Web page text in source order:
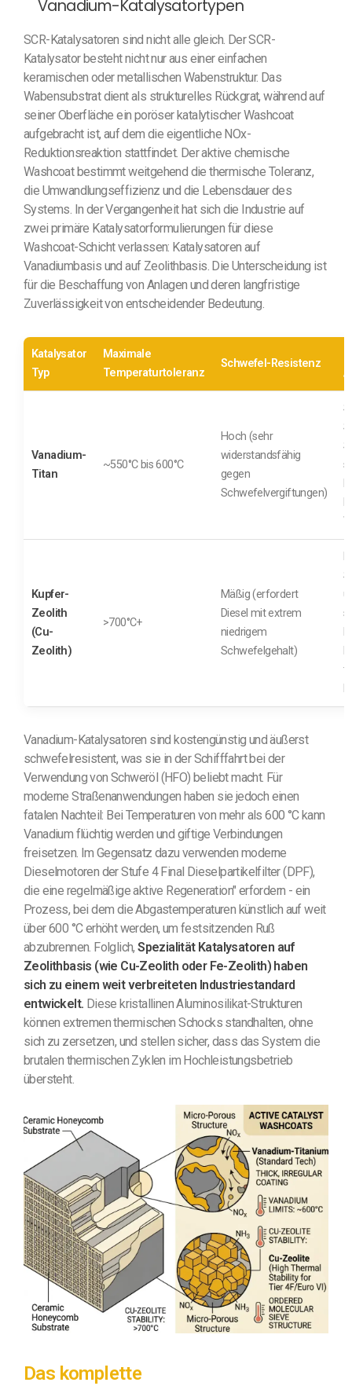
Vanadium-Katalysatortypen
SCR-Katalysatoren sind nicht alle gleich. Der SCR-
Katalysator besteht nicht nur aus einer einfachen
keramischen oder metallischen Wabenstruktur. Das
Wabensubstrat dient als strukturelles Rückgrat, während auf
seiner Oberfläche ein poröser katalytischer Washcoat
aufgebracht ist, auf dem die eigentliche NOx-
Reduktionsreaktion stattfindet. Der aktive chemische
Washcoat bestimmt weitgehend die thermische Toleranz,
die Umwandlungseffizienz und die Lebensdauer des
Systems. In der Vergangenheit hat sich die Industrie auf
zwei primäre Katalysatorformulierungen für diese
Washcoat-Schicht verlassen: Katalysatoren auf
Vanadiumbasis und auf Zeolithbasis. Die Unterscheidung ist
für die Beschaffung von Anlagen und deren langfristige
Zuverlässigkeit von entscheidender Bedeutung.
Katalysator
Typ
Maximale
Temperaturtoleranz
Schwefel-Resistenz
/
Vanadium-
Titan
~550°C bis 600°C
Hoch (sehr
widerstandsfähig
gegen
Schwefelvergiftungen)
Kupfer-
Zeolith
(Cu-
Zeolith)
>700°C+
Mäßig (erfordert
Diesel mit extrem
niedrigem
Schwefelgehalt)
Vanadium-Katalysatoren sind kostengünstig und äußerst
schwefelresistent, was sie in der Schifffahrt bei der
Verwendung von Schweröl (HFO) beliebt macht. Für
moderne Straßenanwendungen haben sie jedoch einen
fatalen Nachteil: Bei Temperaturen von mehr als 600 °C kann
Vanadium flüchtig werden und giftige Verbindungen
freisetzen. Im Gegensatz dazu verwenden moderne
Dieselmotoren der Stufe 4 Final Dieselpartikelfilter (DPF),
die eine regelmäßige aktive Regeneration" erfordern - ein
Prozess, bei dem die Abgastemperaturen künstlich auf weit
über 600 °C erhöht werden, um festsitzenden Ruß
abzubrennen. Folglich,Spezialität Katalysatoren auf
Zeolithbasis (wie Cu-Zeolith oder Fe-Zeolith) haben
sich zu einem weit verbreiteten Industriestandard
entwickelt. Diese kristallinen Aluminosilikat-Strukturen
können extremen thermischen Schocks standhalten, ohne
sich zu zersetzen, und stellen sicher, dass das System die
brutalen thermischen Zyklen im Hochleistungsbetrieb
übersteht.
Das komplette